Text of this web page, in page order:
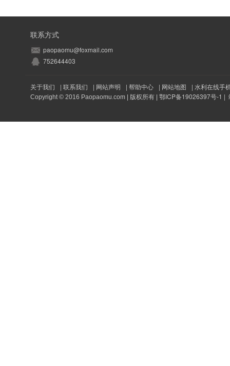
联系方式
paopaomu@foxmail.com
752644403
关于我们 | 联系我们 | 网站声明 | 帮助中心 | 网站地图 | 水利在线手
Copyright © 2016 Paopaomu.com | 版权所有 | 鄂ICP备19026397号-1 |